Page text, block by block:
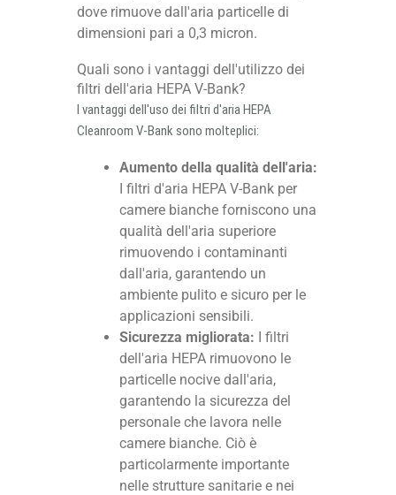
dove rimuove dall'aria particelle di
dimensioni pari a 0,3 micron.
Quali sono i vantaggi dell'utilizzo dei
filtri dell'aria HEPA V-Bank?
I vantaggi dell'uso dei filtri d'aria HEPA
Cleanroom V-Bank sono molteplici:
Aumento della qualità dell'aria:
I filtri d'aria HEPA V-Bank per
camere bianche forniscono una
qualità dell'aria superiore
rimuovendo i contaminanti
dall'aria, garantendo un
ambiente pulito e sicuro per le
applicazioni sensibili.
Sicurezza migliorata: I filtri
dell'aria HEPA rimuovono le
particelle nocive dall'aria,
garantendo la sicurezza del
personale che lavora nelle
camere bianche. Ciò è
particolarmente importante
nelle strutture sanitarie e nei